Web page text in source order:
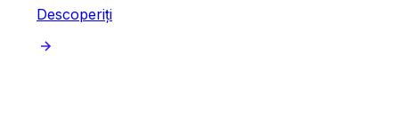
Descoperiți